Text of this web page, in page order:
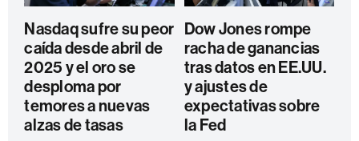
Nasdaq sufre su peor
caída desde abril de
2025 y el oro se
desploma por
temores a nuevas
alzas de tasas
Dow Jones rompe
racha de ganancias
tras datos en EE.UU.
y ajustes de
expectativas sobre
la Fed